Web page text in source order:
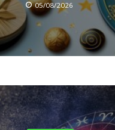
05/08/2026